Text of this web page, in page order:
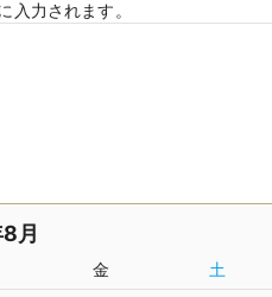
入力されます。
月
金 土